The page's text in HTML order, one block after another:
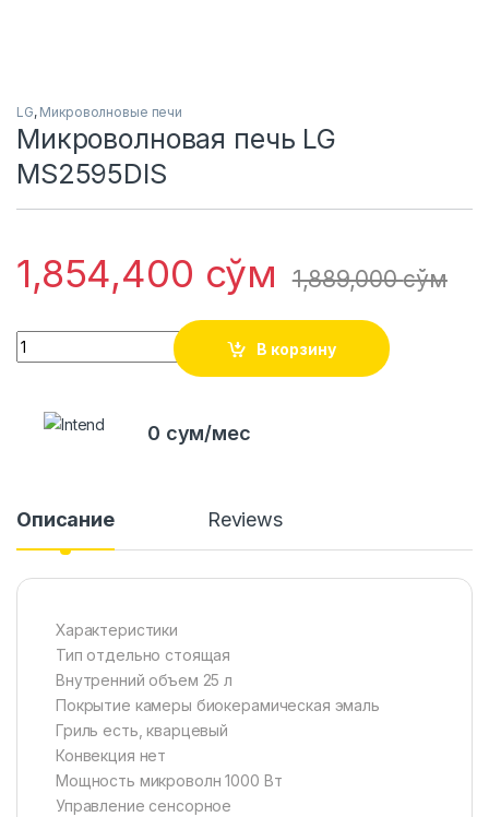
LG, Микроволновые печи
Микроволновая печь LG
MS2595DIS
1,854,400 сўм 1,889,000сўм
Quantity
В корзину
0 сум/мес
Описание Reviews
Характеристики
Тип отдельно стоящая
Внутренний объем 25 л
Покрытие камеры биокерамическая эмаль
Гриль есть, кварцевый
Конвекция нет
Мощность микроволн 1000 Вт
Управление сенсорное